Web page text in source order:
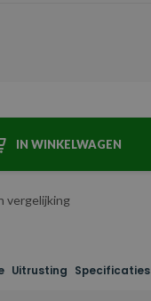
IN WINKELWAGEN
vergelijking
Uitrusting Specificaties